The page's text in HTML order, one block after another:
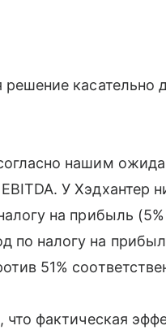
решение
нашим
У Хэдхантер
на прибыль
по налогу на
51%
фактическая